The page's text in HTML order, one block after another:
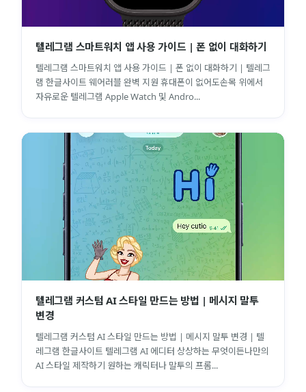
텔레그램 스마트워치 앱 사용 가이드 | 폰 없이 대화하기
텔레그램 스마트워치 앱 사용 가이드 | 폰 없이 대화하기 | 텔레그
램 한글사이트 웨어러블 완벽 지원 휴대폰이 없어도손목 위에서
자유로운 텔레그램 Apple Watch 및 Andro...
텔레그램 커스텀 AI 스타일 만드는 방법 | 메시지 말투
변경
텔레그램 커스텀 AI 스타일 만드는 방법 | 메시지 말투 변경 | 텔
레그램 한글사이트 텔레그램 AI 에디터 상상하는 무엇이든나만의
AI 스타일 제작하기 원하는 캐릭터나 말투의 프롬...